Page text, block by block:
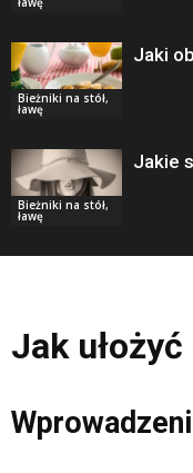
Bieżniki na stół,
ławę
Jaki
Bieżniki na stół,
ławę
Jakie
Jak